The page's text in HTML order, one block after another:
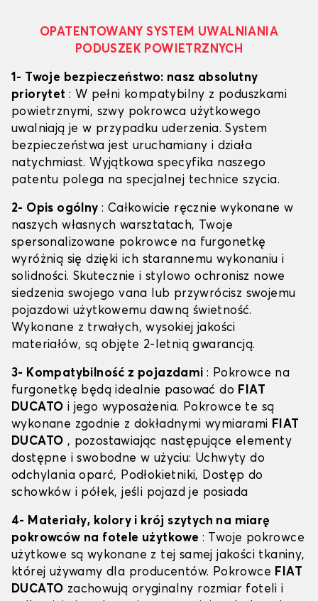
OPATENTOWANY SYSTEM UWALNIANIA
PODUSZEK POWIETRZNYCH
1- Twoje bezpieczeństwo: nasz absolutny
priorytet: W pełni kompatybilny z poduszkami
powietrznymi, szwy pokrowca użytkowego
uwalniają je w przypadku uderzenia. System
bezpieczeństwa jest uruchamiany i działa
natychmiast. Wyjątkowa specyfika naszego
patentu polega na specjalnej technice szycia.
2- Opis ogólny : Całkowicie ręcznie wykonane w
naszych własnych warsztatach, Twoje
spersonalizowane pokrowce na furgonetkę
wyróżnią się dzięki ich starannemu wykonaniu i
solidności. Skutecznie i stylowo ochronisz nowe
siedzenia swojego vana lub przywrócisz swojemu
pojazdowi użytkowemu dawną świetność.
Wykonane z trwałych, wysokiej jakości
materiałów, są objęte 2-letnią gwarancją.
3- Kompatybilność z pojazdami : Pokrowce na
furgonetkę będą idealnie pasować do FIAT
DUCATO i jego wyposażenia. Pokrowce te są
wykonane zgodnie z dokładnymi wymiarami FIAT
DUCATO , pozostawiając następujące elementy
dostępne i swobodne w użyciu: Uchwyty do
odchylania oparć, Podłokietniki, Dostęp do
schowków i półek, jeśli pojazd je posiada
4- Materiały, kolory i krój szytych na miarę
pokrowców na fotele użytkowe : Twoje pokrowce
użytkowe są wykonane z tej samej jakości tkaniny,
której używamy dla producentów. Pokrowce FIAT
DUCATO zachowują oryginalny rozmiar foteli i